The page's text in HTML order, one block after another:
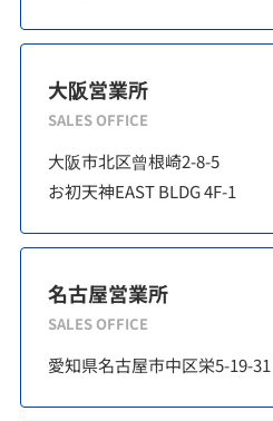
大阪営業所
SALES OFFICE
大阪市北区曾根崎2-8-5
お初天神EAST BLDG 4F-1
名古屋営業所
SALES OFFICE
愛知県名古屋市中区栄5-19-